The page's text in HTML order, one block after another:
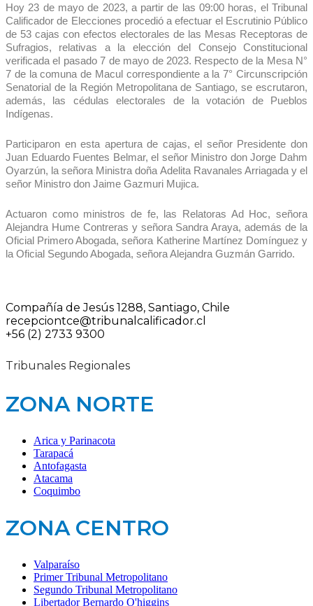
Hoy 23 de mayo de 2023, a partir de las 09:00 horas, el Tribunal
Calificador de Elecciones procedió a efectuar el Escrutinio Público
de 53 cajas con efectos electorales de las Mesas Receptoras de
Sufragios, relativas a la elección del Consejo Constitucional
verificada el pasado 7 de mayo de 2023. Respecto de la Mesa N°
7 de la comuna de Macul correspondiente a la 7° Circunscripción
Senatorial de la Región Metropolitana de Santiago, se escrutaron,
además, las cédulas electorales de la votación de Pueblos
Indígenas.
Participaron en esta apertura de cajas, el señor Presidente don
Juan Eduardo Fuentes Belmar, el señor Ministro don Jorge Dahm
Oyarzún, la señora Ministra doña Adelita Ravanales Arriagada y el
señor Ministro don Jaime Gazmuri Mujica.
Actuaron como ministros de fe, las Relatoras Ad Hoc, señora
Alejandra Hume Contreras y señora Sandra Araya, además de la
Oficial Primero Abogada, señora Katherine Martínez Domínguez y
la Oficial Segundo Abogada, señora Alejandra Guzmán Garrido.
Compañía de Jesús 1288, Santiago, Chile
recepciontce@tribunalcalificador.cl
+56 (2) 2733 9300
Tribunales Regionales
ZONA NORTE
Arica y Parinacota
Tarapacá
Antofagasta
Atacama
Coquimbo
ZONA CENTRO
Valparaíso
Primer Tribunal Metropolitano
Segundo Tribunal Metropolitano
Libertador Bernardo O'higgins